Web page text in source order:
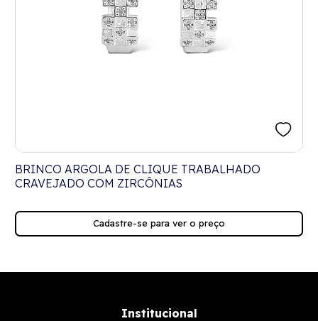
BRINCO ARGOLA DE CLIQUE TRABALHADO
CRAVEJADO COM ZIRCÔNIAS
Cadastre-se para ver o preço
Institucional